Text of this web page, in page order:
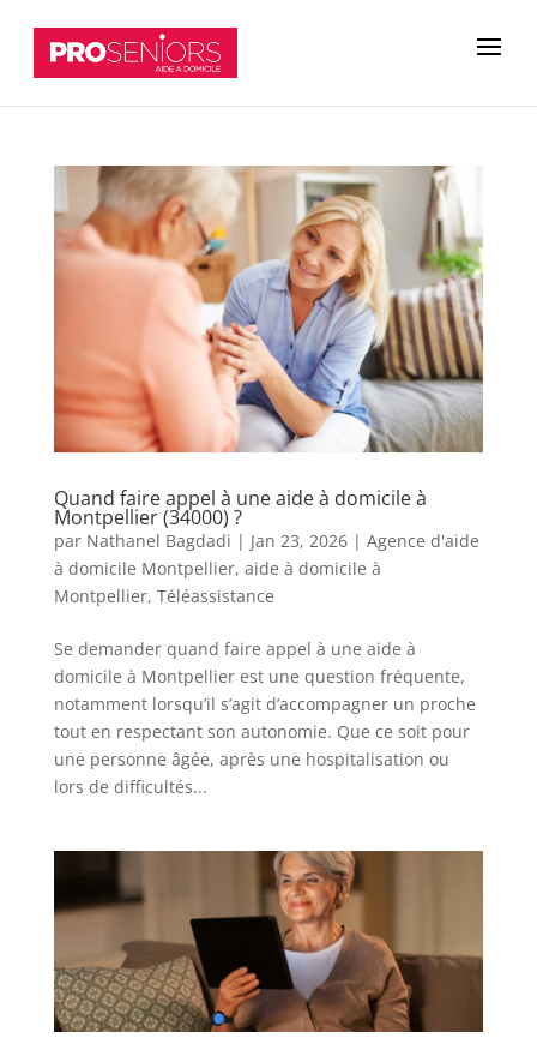
Quand faire appel à une aide à domicile à
Montpellier (34000) ?
par Nathanel Bagdadi | Jan 23, 2026| Agence d'aide
à domicile Montpellier, aide à domicile à
Montpellier, Téléassistance
Se demander quand faire appel à une aide à
domicile à Montpellier est une question fréquente,
notamment lorsqu’il s’agit d’accompagner un proche
tout en respectant son autonomie. Que ce soit pour
une personne âgée, après une hospitalisation ou
lors de difficultés...